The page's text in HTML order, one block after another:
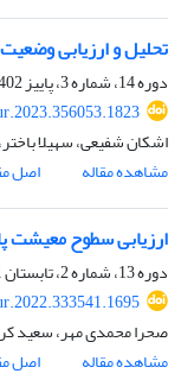
تحلیل و ارزیابی
دوره 14، شماره 3، پاییز 1402، صفحه
اشکان شفیعی، سهیلا
مشاهده مقاله
اصل
ارزیابی سطوح معیشت
دوره 13، شماره 2، تابستان 1401، صفحه
صحرا محمدی مهر، سعید
مشاهده مقاله
اصل